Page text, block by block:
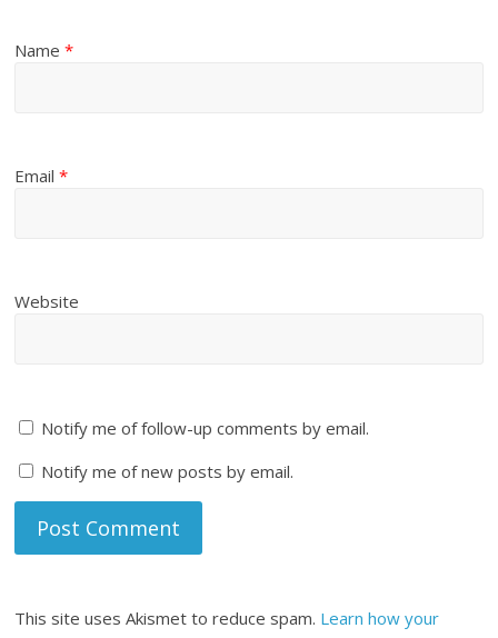
Name*
Email*
Website
Notify me of follow-up comments by email.
Notify me of new posts by email.
This site uses Akismet to reduce spam. Learn how your